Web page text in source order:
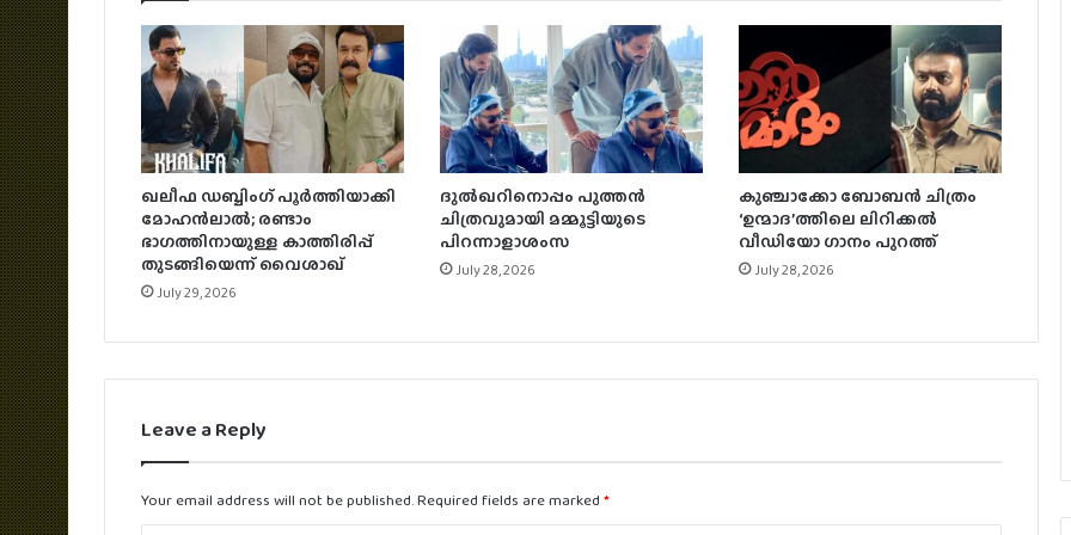
300 കോടി കടന്ന് ജനനായകൻ.
ഇന്ത്യയിൽ ഒഡീസി കളക്ഷനെ
മറികടന്ന് സ്‌പൈഡർമാൻ
ഇൻഡസ്ട്രി ഹിറ്റ് ചിത്രത്തിന് ശേഷം
പുതിയ ചിത്രം പ്രഖ്യാപിച്ച് ഹാഷിർ,
ടൈറ്റിൽ പുറത്ത്
ബാലന്‍: ദി ബോയ് ഒടിടിയിലേക്ക്
ഖലീഫ ഡബ്ബിംഗ് പൂർത്തിയാക്കി
മോഹൻലാൽ; രണ്ടാം
ഭാഗത്തിനായുള്ള കാത്തിരിപ്പ്
തുടങ്ങിയെന്ന് വൈശാഖ്
July 29, 2026
ദുൽഖറിനൊപ്പം പുത്തൻ
ചിത്രവുമായി മമ്മൂട്ടിയുടെ
പിറന്നാളാശംസ
July 28, 2026
കുഞ്ചാക്കോ ബോബന്‍ ചിത്രം
‘ഉന്മാദ’ത്തിലെ ലിറിക്കല്‍
വീഡിയോ ഗാനം പുറത്ത്
July 28, 2026
Leave a Reply
Your email address will not be published.Required fields are marked *